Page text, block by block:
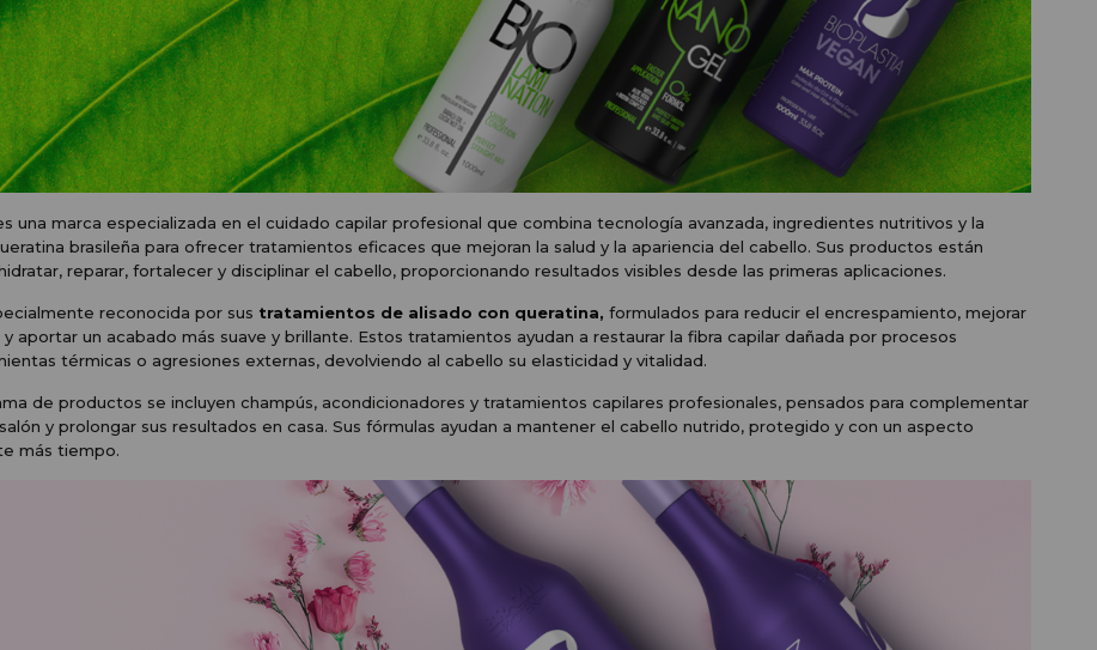
una marca especializada en el cuidado capilar profesional que combina tecnología avanzada, ingredientes nutritivos y la
brasileña para ofrecer tratamientos eficaces que mejoran la salud y la apariencia del cabello. Sus productos están
reparar, fortalecer y disciplinar el cabello, proporcionando resultados visibles desde las primeras aplicaciones.
reconocida por sus tratamientos de alisado con queratina, formulados para reducir el encrespamiento, mejorar
aportar un acabado más suave y brillante. Estos tratamientos ayudan a restaurar la fibra capilar dañada por procesos
térmicas o agresiones externas, devolviendo al cabello su elasticidad y vitalidad.
de productos se incluyen champús, acondicionadores y tratamientos capilares profesionales, pensados para complementar
y prolongar sus resultados en casa. Sus fórmulas ayudan a mantener el cabello nutrido, protegido y con un aspecto
más tiempo.